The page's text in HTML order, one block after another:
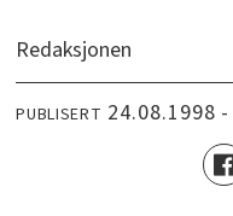
Redaksjonen
PUBLISERT 24.08.1998